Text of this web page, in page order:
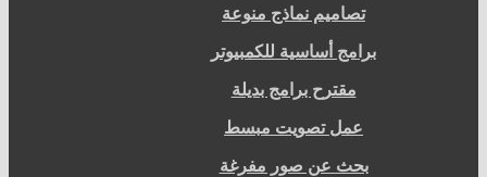
تصاميم نماذج منوعة
برامج أساسية للكمبيوتر
مقترح برامج بديلة
عمل تصويت مبسط
بحث عن صور مفرغة